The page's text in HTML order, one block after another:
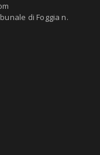
di Foggia n.